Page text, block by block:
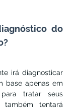
do
irá diagnosticar
base apenas em
tratar seus
também tentará